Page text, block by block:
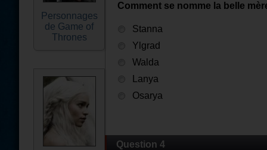
Personnages
de Game of
Thrones
Comment se nomme la belle
Stanna
Ylgrad
Walda
Lanya
Osarya
Question 4